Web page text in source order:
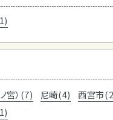
宮）(7) 尼崎(4)
西宮市